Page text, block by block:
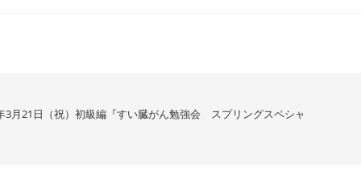
3月21日（祝）初級編『すい臓がん勉強会 スプリングスペシャル in 東京